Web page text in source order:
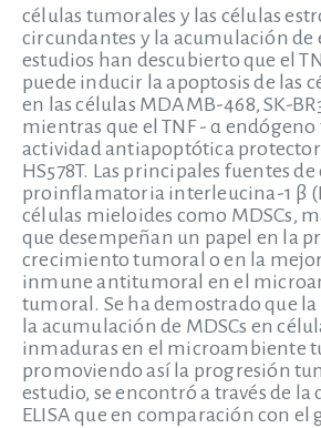
células tumorales y las células
circundantes y la acumulación de
estudios han descubierto que el
puede inducir la apoptosis de las
en las células MDAMB-468, SK-
mientras que el TNF - α
actividad antiapoptótica
HS578T. Las principales fuentes
proinflamatoria interleucina-1 β
células mieloides como MDSCs,
que desempeñan un papel en la
crecimiento tumoral o en la
inmune antitumoral en el
tumoral. Se ha demostrado que la
la acumulación de MDSCs en
inmaduras en el microambiente
promoviendo así la progresión
estudio, se encontró a través de la
ELISA que en comparación con el